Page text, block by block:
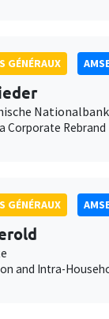
GÉNÉRAUX
Nationalbank
Corporate Rebrand
GÉNÉRAUX
and Intra-